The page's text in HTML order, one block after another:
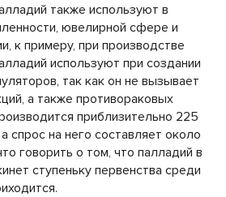
также используют в
ювелирной сфере и
к примеру, при производстве
используют при создании
так как он не вызывает
а также противораковых
приблизительно 225
спрос на него составляет около
говорить о том, что палладий в
ступеньку первенства среди